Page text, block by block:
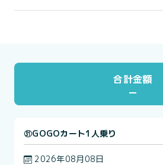
合計金額
㉛GOGOカート1人乗り
2026年08月08日